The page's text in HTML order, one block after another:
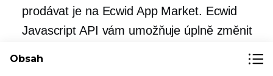
prodávat je na Ecwid App Market. Ecwid
Javascript API vám umožňuje úplně změnit
Obsah